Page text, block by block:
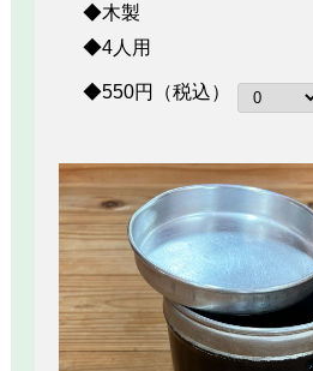
◆木製
◆4人用
◆550円（税込）